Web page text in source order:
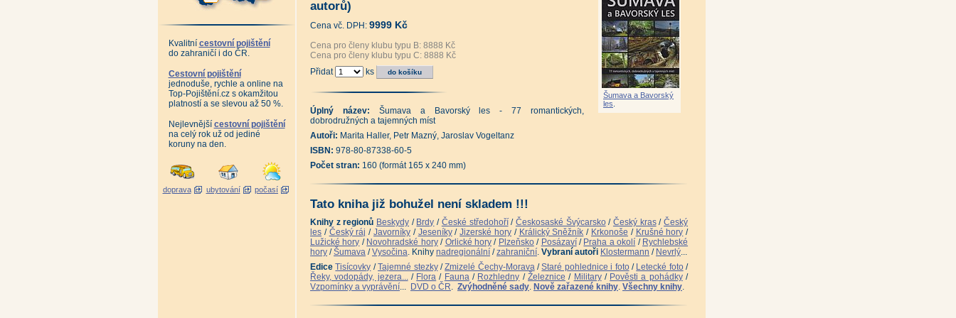
Kvalitní cestovní pojištění
do zahraničí i do ČR.
Cestovní pojištění
jednoduše, rychle a online na
Top-Pojištění.cz s okamžitou
platností a se slevou až 50 %.
Nejlevnější cestovní pojištění
na celý rok už od jediné
koruny na den.
doprava ubytování počasí
Souboj bez vítěze (Jan Lakosil, Tomáš Svoboda, Ladislav Čermák)
Velká kniha o malých bunkrech (Tomáš Svoboda, Jan Lakosil, Ladislav Čermák)
Podzemní Praha (Václav Cílek, Milan Korba, Martin Majer)
Podzemní Čechy (Václav Cílek, Milan Korba, Martin Majer)
Vysočina (Vladimír Kunc)|
Šumava - místopisný slovník (Vladimír Záruba, Pavel Koblasa)
Chráněná území ČR - Praha|
Pověsti z kraje pod Vladařem (Dalibor Nesnídal)
Pohádka o Protržené přehradě (Helena Sobková, Pavlína Váchová)
Geologie Jizerských hor a Liberecka (Ivan Rous)
Český ráj očima archeologie (Jiří Waldhauser)|
Harrachov - obrázky z historie (Stanislav Slavík)
Staré a památné stromy Třeboňska (kolektiv autorů)|
Okolí Českých Budějovic - Průvodce zajímavými místy na Českobudějovicku (Jiří Cukr)|
Novohradské hory - Průvodce zajímavými místy po obou stranách hranice (Jiří Cukr)|
Českobudějovicko II. - Pravý břeh Vltavy (Daniel Kovář)
Českobudějovicko I. - Levý břeh Vltavy (Daniel Kovář)
Místopis Třeboňska - Okolím Třeboně, Lomnice, Veselí a Stráže (Pavel Koblasa)
Místopis Jindřichohradecka - Seznámení s krajem Zlaté růže a Českou Kanadou (Pavel Koblasa)
Místopis Novohradska (Pavel Koblasa)
Zázraky před jižní hranicí (Stanislav Kroupa)
Panská sídla jižních Čech - 433 hradů, zámků a tvrzí (Pavel Koblasa, Daniel Kovář)
Panská sídla západních Čech - Plzeňsko (Tomáš Karel, Luděk Krčmář)
Šumava a Bavorský
les
autorů)
Cena vč. DPH: 9999 Kč
Cena pro členy klubu typu B: 8888 Kč
Cena pro členy klubu typu C: 8888 Kč
Přidat
ks
Úplný název: Šumava a Bavorský les - 77 romantických,
dobrodružných a tajemných míst
Autoři: Marita Haller, Petr Mazný, Jaroslav Vogeltanz
ISBN: 978-80-87338-60-5
Počet stran: 160 (formát 165 x 240 mm)
Tato kniha již bohužel není skladem !!!
Knihy z regionů Beskydy / Brdy / České středohoří/ Českosaské Švýcarsko/ Český kras/ Český
les / Český ráj / Javorníky/ Jeseníky/Jizerské hory/ Králický Sněžník / Krkonoše / Krušné hory /
Lužické hory / Novohradské hory/ Orlické hory/ Plzeňsko/ Posázaví/ Praha a okolí / Rychlebské
hory /Šumava /Vysočina. Knihy nadregionální /zahraniční. Vybraní autoři Klostermann / Nevrlý...
EdiceTisícovky /Tajemné stezky/Zmizelé Čechy-Morava/Staré pohlednice i foto/ Letecké foto/
Řeky, vodopády, jezera.../ Flora / Fauna/ Rozhledny / Železnice / Military/ Pověsti a pohádky/
Vzpomínky a vyprávění... DVD o ČR. Zvýhodněné sady. Nově zařazené knihy. Všechny knihy.